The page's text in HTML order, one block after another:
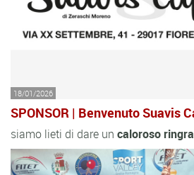
18/01/2026
SPONSOR | Benvenuto Suavis
siamo lieti di dare un caloroso